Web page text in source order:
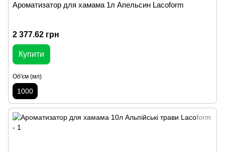
Ароматизатор для хамама 1л Апельсин Lacoform
2 377.62 грн
Купити
Об'єм (мл)
1000